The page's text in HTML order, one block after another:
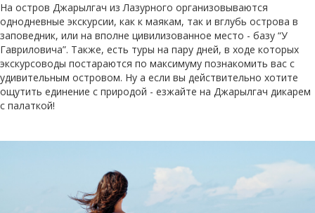
На остров Джарылгач из Лазурного организовываются
однодневные экскурсии, как к маякам, так и вглубь острова в
заповедник, или на вполне цивилизованное место - базу “У
Гавриловича”. Также, есть туры на пару дней, в ходе которых
экскурсоводы постараются по максимуму познакомить вас с
удивительным островом. Ну а если вы действительно хотите
ощутить единение с природой - езжайте на Джарылгач дикарем
с палаткой!